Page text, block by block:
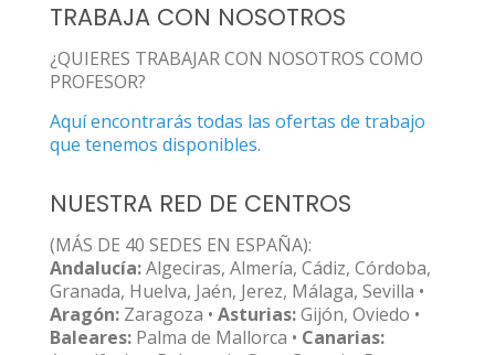
TRABAJA CON NOSOTROS
¿QUIERES TRABAJAR CON NOSOTROS COMO
PROFESOR?
Aquí encontrarás todas las ofertas de trabajo
que tenemos disponibles.
NUESTRA RED DE CENTROS
(MÁS DE 40 SEDES EN ESPAÑA):
Andalucía:Algeciras, Almería, Cádiz, Córdoba,
Granada, Huelva, Jaén, Jerez, Málaga, Sevilla •
Aragón: Zaragoza • Asturias:Gijón, Oviedo •
Baleares: Palma de Mallorca • Canarias: